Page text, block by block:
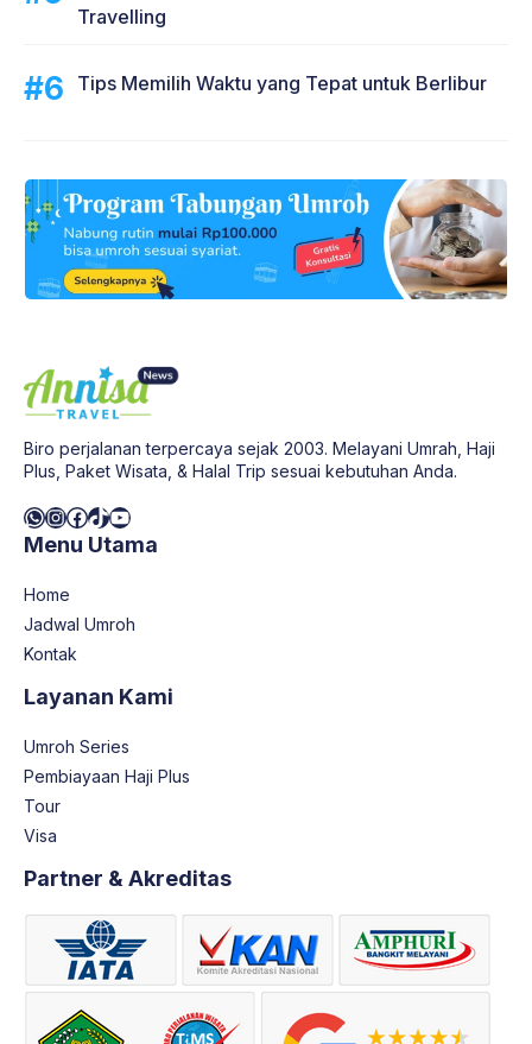
Travelling
Tips Memilih Waktu yang Tepat untuk Berlibur
Biro perjalanan terpercaya sejak 2003. Melayani Umrah, Haji
Plus, Paket Wisata, & Halal Trip sesuai kebutuhan Anda.
WhatsApp
Instagram
Facebook
TikTok
YouTube
Menu Utama
Home
Jadwal Umroh
Kontak
Layanan Kami
Umroh Series
Pembiayaan Haji Plus
Tour
Visa
Partner & Akreditas